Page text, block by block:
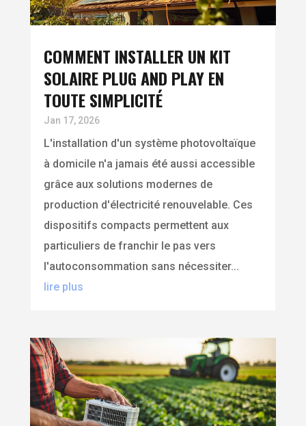
COMMENT INSTALLER UN KIT
SOLAIRE PLUG AND PLAY EN
TOUTE SIMPLICITÉ
Jan 17, 2026
L'installation d'un système photovoltaïque
à domicile n'a jamais été aussi accessible
grâce aux solutions modernes de
production d'électricité renouvelable. Ces
dispositifs compacts permettent aux
particuliers de franchir le pas vers
l'autoconsommation sans nécessiter...
lire plus